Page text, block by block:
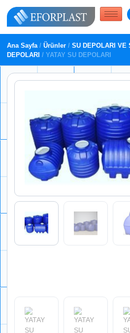
Ana Sayfa/ Ürünler / SU DEPOLARI VE
DEPOLARI / YATAY SU DEPOLARI